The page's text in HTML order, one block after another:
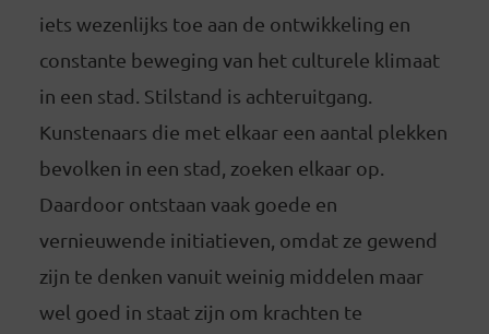
iets wezenlijks toe aan de ontwikkeling en
constante beweging van het culturele klimaat
in een stad. Stilstand is achteruitgang.
Kunstenaars die met elkaar een aantal plekken
bevolken in een stad, zoeken elkaar op.
Daardoor ontstaan vaak goede en
vernieuwende initiatieven, omdat ze gewend
zijn te denken vanuit weinig middelen maar
wel goed in staat zijn om krachten te